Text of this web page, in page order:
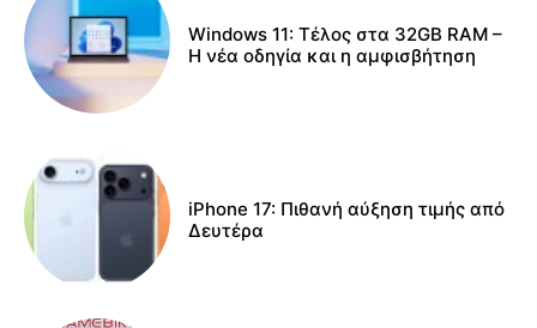
Windows 11: Τέλος στα 32GB RAM –
Η νέα οδηγία και η αμφισβήτηση
iPhone 17: Πιθανή αύξηση τιμής από
Δευτέρα